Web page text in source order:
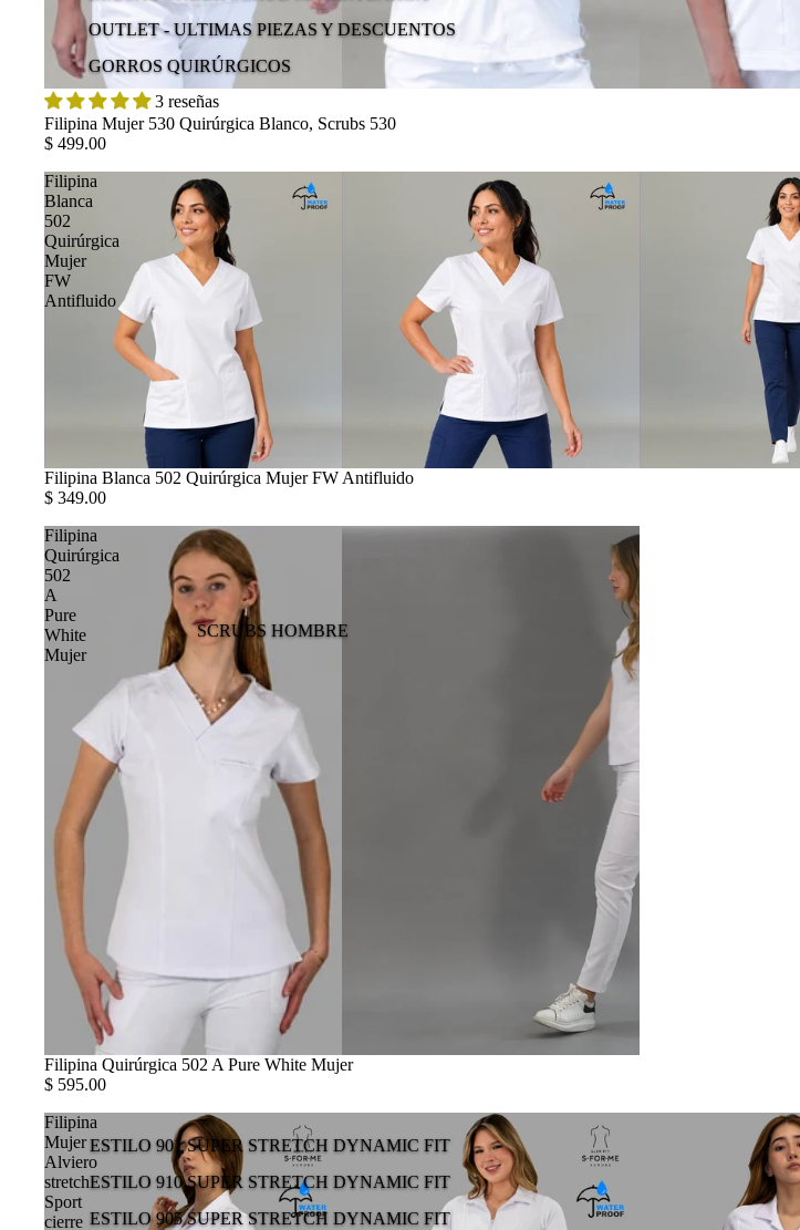
OUTLET - ULTIMAS PIEZAS Y DESCUENTOS
GORROS QUIRÚRGICOS
SCRUBS HOMBRE
ESTILO 901 SUPER STRETCH DYNAMIC FIT
ESTILO 910 SUPER STRETCH DYNAMIC FIT
ESTILO 905 SUPER STRETCH DYNAMIC FIT
3 reseñas
Filipina Mujer 530 Quirúrgica Blanco, Scrubs 530
$ 499.00
Filipina
Blanca
502
Quirúrgica
Mujer
FW
Antifluido
Filipina Blanca 502 Quirúrgica Mujer FW Antifluido
$ 349.00
Filipina
Quirúrgica
502
A
Pure
White
Mujer
Filipina Quirúrgica 502 A Pure White Mujer
$ 595.00
Filipina
Mujer
Alviero
stretch
Sport
cierre